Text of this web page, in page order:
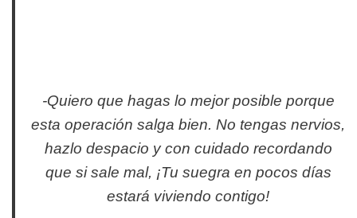
-Quiero que hagas lo mejor posible porque
esta operación salga bien. No tengas nervios,
hazlo despacio y con cuidado recordando
que si sale mal, ¡Tu suegra en pocos días
estará viviendo contigo!